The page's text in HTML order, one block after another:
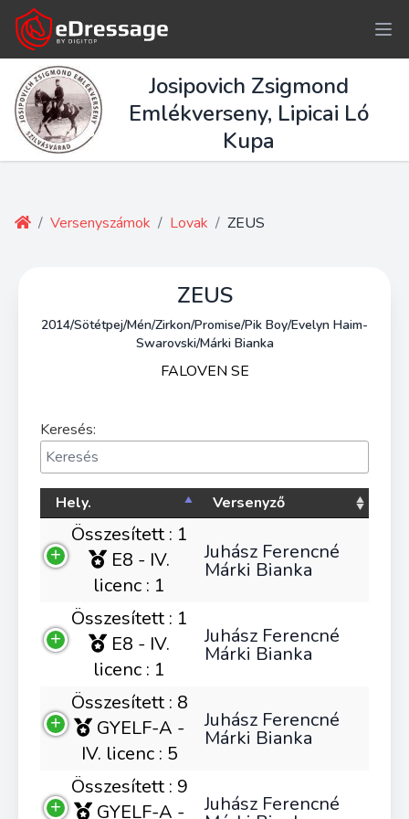
Josipovich Zsigmond
Emlékverseny, Lipicai Ló
Kupa
/ Versenyszámok / Lovak / ZEUS
ZEUS
2014/Sötétpej/Mén/Zirkon/Promise/Pik Boy/Evelyn Haim-
Swarovski/Márki Bianka
FALOVEN SE
Keresés:
Hely. Versenyző
Összesített : 1
E8 - IV.
licenc : 1
Juhász Ferencné
Márki Bianka
Összesített : 1
E8 - IV.
licenc : 1
Juhász Ferencné
Márki Bianka
Összesített : 8
GYELF-A -
IV. licenc : 5
Juhász Ferencné
Márki Bianka
Összesített : 9
GYELF-A -
Juhász Ferencné